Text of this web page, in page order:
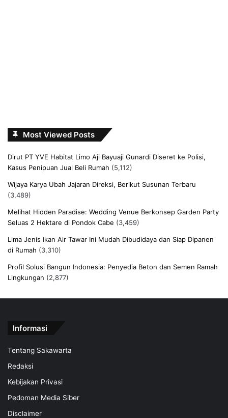
Most Viewed Posts
Dirut PT YVE Habitat Limo Aji Bayuaji Gunardi Diseret ke Polisi,
Kasus Penipuan Jual Beli Rumah (5,112)
Wijaya Karya Ubah Jajaran Direksi, Berikut Susunan Terbaru
(3,489)
Melihat Hidden Paradise: Wedding Venue Berkonsep Garden Party
Seluas 2 Hektare di Pondok Cabe (3,459)
Lima Jenis Ikan Air Tawar Ini Mudah Dibudidaya dan Siap Dipanen
di Rumah (3,310)
Profil Solusi Bangun Indonesia: Penyedia Beton dan Semen Ramah
Lingkungan (2,877)
Informasi
Tentang Sakawarta
Redaksi
Kebijakan Privasi
Pedoman Media Siber
Disclaimer